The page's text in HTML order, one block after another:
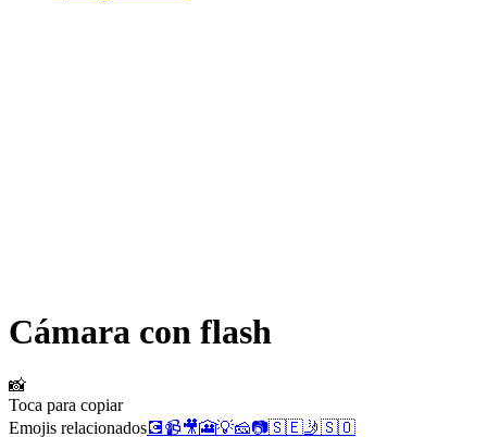
Cámara con flash
📸
Toca para copiar
Emojis relacionados💽 📹🎥🎦💡🧀📷🇸🇪🤳🇸🇴